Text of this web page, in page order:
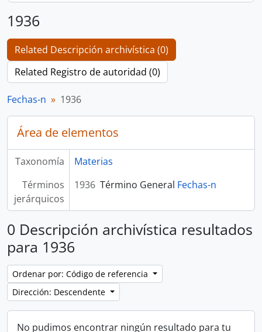
1936
Related Descripción archivística (0)
Related Registro de autoridad (0)
Fechas-n 1936
Área de elementos
Taxonomía
Materias
Términos
jerárquicos
1936 Término General Fechas-n
0 Descripción archivística resultados
para 1936
Ordenar por: Código de referencia
Dirección: Descendente
No pudimos encontrar ningún resultado para tu